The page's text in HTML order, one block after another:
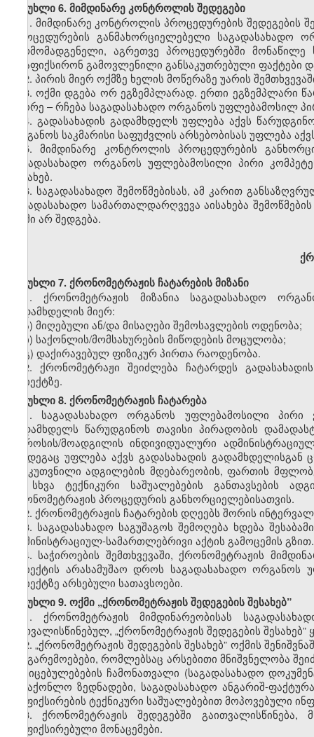
მუხლი6. მიმდინარეკონტროლისშედეგები
1. მიმდინარე კონტროლის პროცედურების შედეგების
პროცედურების განმახორციელებელი საგადასახადო
წარმომადგენელი,აგრეთვე პროცედურებში მონაწილე
დააფიქსირონ გამოვლენილი განსაკუთრებული ფაქტები
2. პირის მიერ ოქმზე ხელის მოწერაზე უარის
3.ოქმი დგება ორ ეგზემპლარად. ერთი ეგზემპლარი
მეორე – რჩება საგადასახადო ორგანოს უფლებამოსილ
4. გადასახადის გადამხდელს უფლება აქვს
ორგანოს საკმარისი საფუძვლის არსებობისას უფლება
5.მიმდინარე კონტროლის პროცედურების
საგადასახადო ორგანოს უფლებამოსილი პირი
შესახებ.
6. საგადასახადო შემოწმებისას,ამ კარით
საგადასახადო სამართალდარღვევა აისახება შემოწმების
ოქმი არშედგება.
მუხლი 7. ქრონომეტრაჟის ჩატარების მიზანი
1. ქრონომეტრაჟის მიზანია საგადასახადო
გადამხდელის მიერ:
ა) მიღებული ან/და მისაღები შემოსავლების ოდენობა;
ბ) საქონლის/მომსახურების მიწოდების მოცულობა;
გ) დაქირავებულ ფიზიკურ პირთა რაოდენობა.
2. ქრონომეტრაჟი შეიძლება ჩატარდეს
ობიექტზე.
მუხლი 8. ქრონომეტრაჟის ჩატარება
1. საგადასახადო ორგანოს უფლებამოსილი პირი
გადამხდელს წარუდგინოს თავისი პირადობის
უფროსის/მოადგილის ინდივიდუალური
შემდეგაც უფლება აქვს გადასახადის
განკუთვნილი ადგილების მდებარეობის, ფართის
ან სხვა ტექნიკური საშუალებების განთავსების
ქრონომეტრაჟის პროცედურის განხორციელებისათვის.
2. ქრონომეტრაჟის ჩატარების დღეებს შორის
3. საგადასახადო საგუშაგოს შემოღება ხდება
ადმინისტრაციულ-სამართლებრივი აქტის გამოცემის გზით.
4. საჭიროების შემთხვევაში, ქრონომეტრაჟის
ობიექტის არასამუშაო დროს საგადასახადო
ობიექტზე არსებული სათავსოები.
მუხლი 9. ოქმი „ქრონომეტრაჟის შედეგების შესახებ”
1. ქრონომეტრაჟის მიმდინარეობისას
გათვალისწინებულ, „ქრონომეტრაჟის შედეგების
2.„ქრონომეტრაჟის შედეგების შესახებ” ოქმის
და გარემოებები, რომლებსაც არსებითი მნიშვნელობა
მტკიცებულებების ჩამონათვალი (საგადასახადო
სასაქონლო ზედნადები, საგადასახადო ანგარიშ-
დაფიქსირების ტექნიკური საშუალებებით მოპოვებული
3. ქრონომეტრაჟის შედეგებში
დაფიქსირებული მონაცემები.